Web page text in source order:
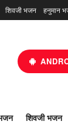
शिवजी भजन हनुमान
शिवजी भजन